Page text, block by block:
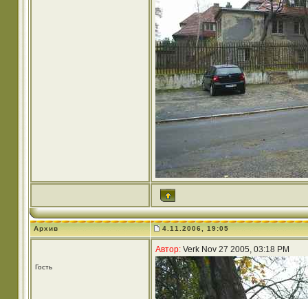
Архив 4.11.2006, 19:05
Гость
Автор:Verk Nov 27 2005, 03:18 PM